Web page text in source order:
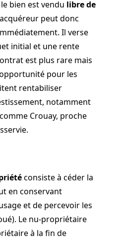
le bien est vendu libre de
peut donc
Il verse
initial et une rente
est plus rare mais
pour les
rentabiliser
notamment
Crouay, proche
consiste à céder la
en conservant
et de percevoir les
Le nu-propriétaire
à la fin de